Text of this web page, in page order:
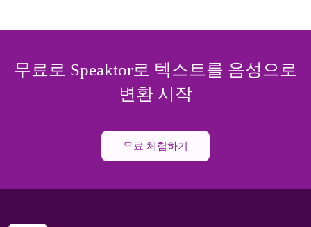
무료로 Speaktor로 텍스트를 음성으로
변환 시작
무료 체험하기